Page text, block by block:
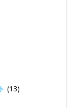
(13)